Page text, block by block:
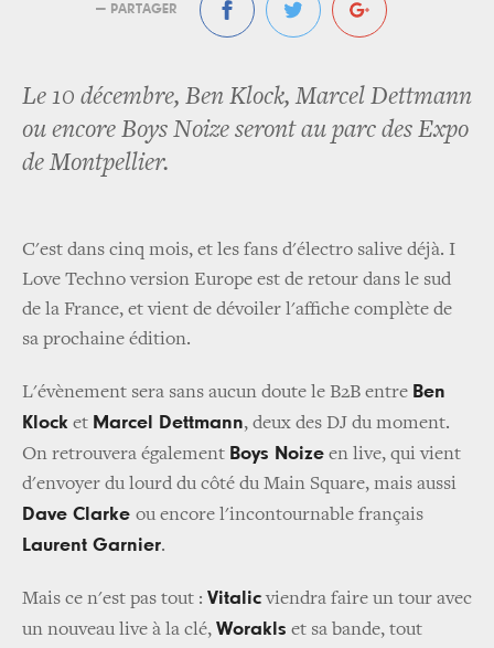
— PARTAGER
Le 10 décembre, Ben Klock, Marcel Dettmann
ou encore Boys Noize seront au parc des Expo
de Montpellier.
C'est dans cinq mois, et les fans d'électro salive déjà. I
Love Techno version Europe est de retour dans le sud
de la France, et vient de dévoiler l'affiche complète de
sa prochaine édition.
L'évènement sera sans aucun doute le B2B entre Ben
Klock et Marcel Dettmann, deux des DJ du moment.
On retrouvera également Boys Noize en live, qui vient
d'envoyer du lourd du côté du Main Square, mais aussi
Dave Clarke ou encore l'incontournable français
Laurent Garnier.
Mais ce n'est pas tout : Vitalicviendra faire un tour avec
un nouveau live à la clé, Worakls et sa bande, tout